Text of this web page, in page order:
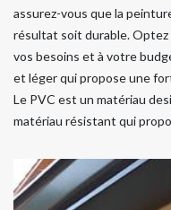
assurez-vous que la
résultat soit durable. Optez
vos besoins et à votre
et léger qui propose une
Le PVC est un matériau
matériau résistant qui